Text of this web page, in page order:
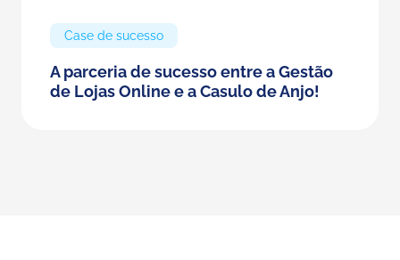
Case de sucesso
A parceria de sucesso entre a Gestão
de Lojas Online e a Casulo de Anjo!